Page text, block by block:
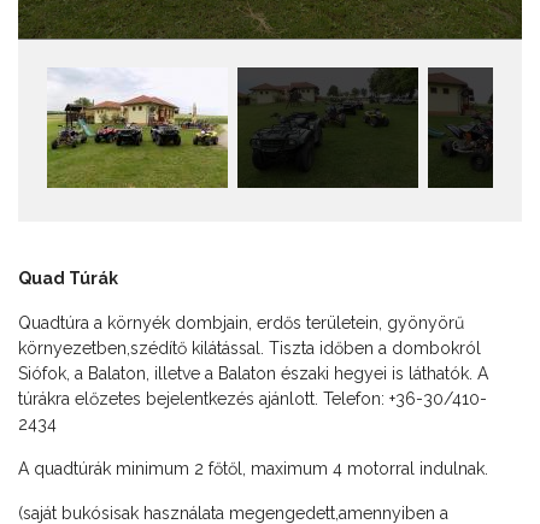
Quad Túrák
Quadtúra a környék dombjain, erdős területein, gyönyörű
környezetben,szédítő kilátással. Tiszta időben a dombokról
Siófok, a Balaton, illetve a Balaton északi hegyei is láthatók. A
túrákra előzetes bejelentkezés ajánlott. Telefon: +36-30/410-
2434
A quadtúrák minimum 2 főtől, maximum 4 motorral indulnak.
(saját bukósisak használata megengedett,amennyiben a